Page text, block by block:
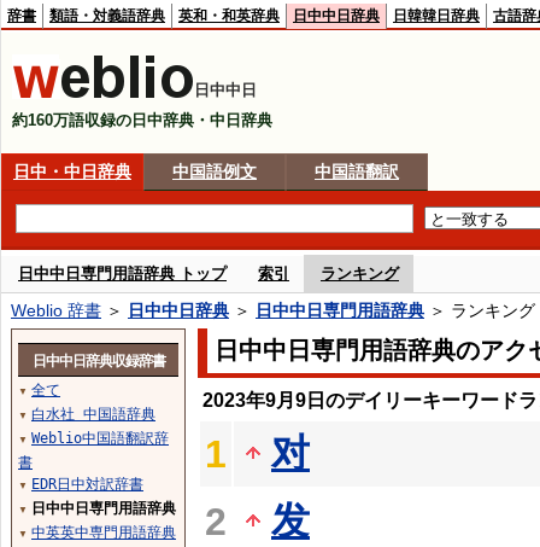
辞書 類語・対義語辞典 英和・和英辞典 日中中日辞典 日韓韓日辞典 古語辞
日中中日
約160万語収録の日中辞典・中日辞典
日中・中日辞典 中国語例文 中国語翻訳
日中中日専門用語辞典 トップ 索引 ランキング
Weblio 辞書 ＞ 日中中日辞典 ＞ 日中中日専門用語辞典 ＞ ランキング
日中中日専門用語辞典のアク
2023年9月9日のデイリーキーワード
1
对
2
发
日中中日辞典収録辞書
▼ 全て
▼ 白水社 中国語辞典
▼ Weblio中国語翻訳辞
書
▼ EDR日中対訳辞書
▼ 日中中日専門用語辞典
▼ 中英英中専門用語辞典